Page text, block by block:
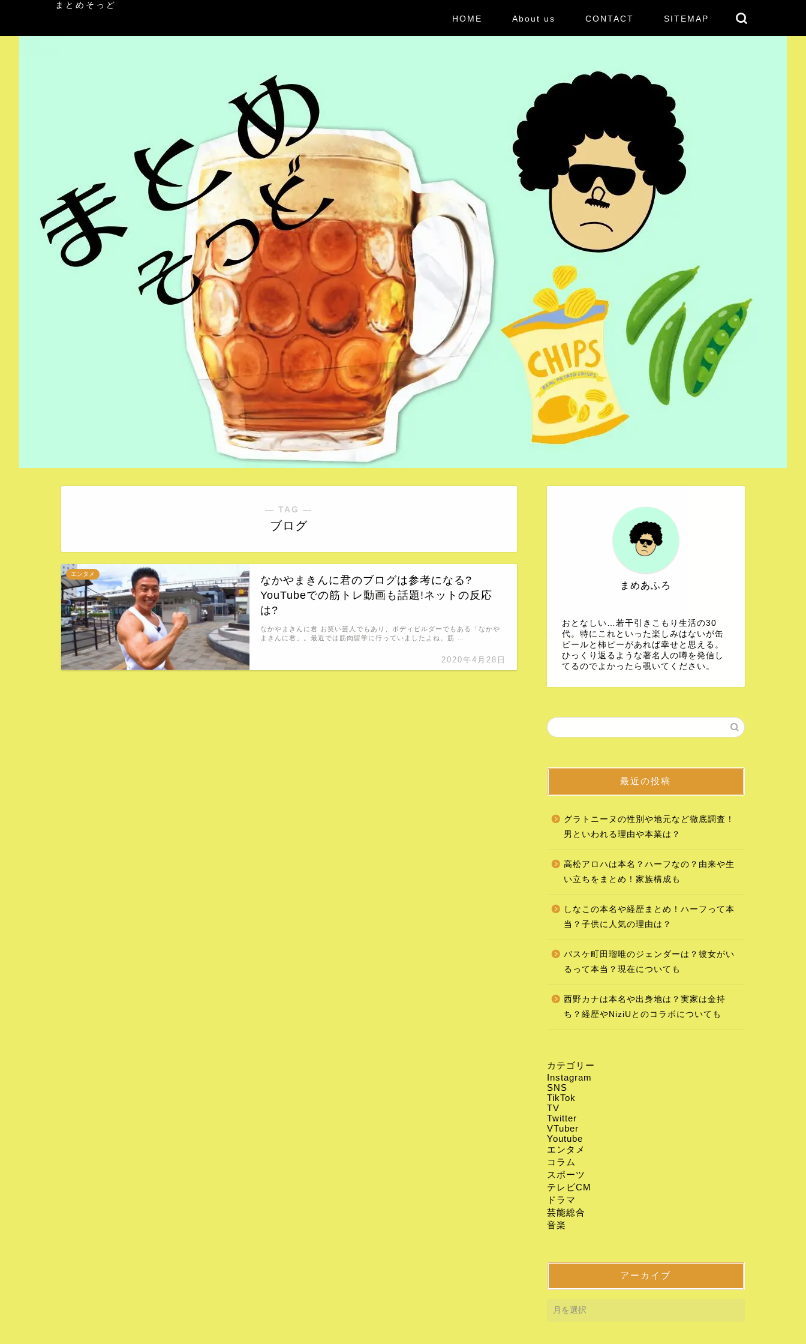
まとめそっど
HOME About us CONTACT SITEMAP
― TAG ―
ブログ
エンタメ
なかやまきんに君のブログは参考になる?
YouTubeでの筋トレ動画も話題!ネットの反応
は?
2020年4月28日
なかやまきんに君 お笑い芸人でもあり、ボディビルダーでもある「なかや
まきんに君」。最近では筋肉留学に行っていましたよね。筋 …
まめあふろ
おとなしい…若干引きこもり生活の30
代。特にこれといった楽しみはないが缶
ビールと柿ピーがあれば幸せと思える。
ひっくり返るような著名人の噂を発信し
てるのでよかったら覗いてください。
最近の投稿
グラトニーヌの性別や地元など徹底調査！
男といわれる理由や本業は？
高松アロハは本名？ハーフなの？由来や生
い立ちをまとめ！家族構成も
しなこの本名や経歴まとめ！ハーフって本
当？子供に人気の理由は？
バスケ町田瑠唯のジェンダーは？彼女がい
るって本当？現在についても
西野カナは本名や出身地は？実家は金持
ち？経歴やNiziUとのコラボについても
カテゴリー
Instagram
SNS
TikTok
TV
Twitter
VTuber
Youtube
エンタメ
コラム
スポーツ
テレビCM
ドラマ
芸能総合
音楽
アーカイブ